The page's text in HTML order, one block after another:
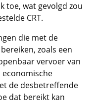
toe, wat gevolgd zou
CRT.
die met de
zoals een
vervoer van
economische
de desbetreffende
dat bereikt kan